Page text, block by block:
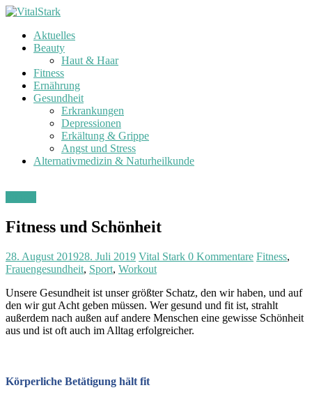
Zum
springen
G
n
d
h
e
i
t
|
n
Aktuelles
Beauty
Haut & Haar
Fitness
Ernährung
Gesundheit
Erkrankungen
Depressionen
Erkältung & Grippe
Angst und Stress
Alternativmedizin & Naturheilkunde
Fitness und Schönheit
28. August 201928. Juli 2019 Vital Stark 0 Kommentare Fitness,
Frauengesundheit, Sport, Workout
Unsere Gesundheit ist unser größter Schatz, den wir haben, und auf
den wir gut Acht geben müssen. Wer gesund und fit ist, strahlt
außerdem nach außen auf andere Menschen eine gewisse Schönheit
aus und ist oft auch im Alltag erfolgreicher.
Körperliche Betätigung hält fit